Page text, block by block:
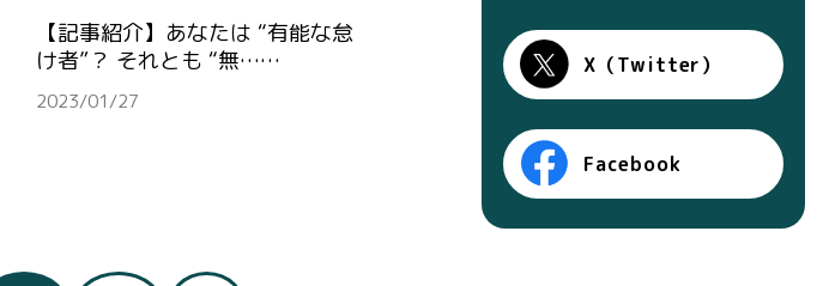
【記事紹介】あなたは “有能な怠
け者”？ それとも “無……
2023/01/27
X（Twitter）
Facebook